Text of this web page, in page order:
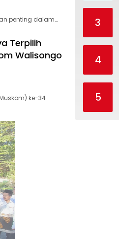
penting dalam…
Terpilih
Walisongo
ke-34
3
4
5